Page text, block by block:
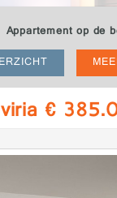
Appartement op de
€